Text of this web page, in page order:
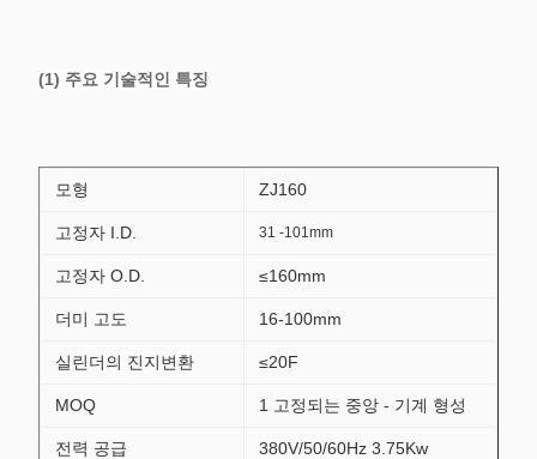
(1) 주요 기술적인 특징
모형 ZJ160
고정자 I.D. 31 -101mm
고정자 O.D. ≤160mm
더미 고도 16-100mm
실린더의 진지변환 ≤20F
MOQ 1 고정되는 중앙 - 기계 형성
전력 공급 380V/50/60Hz 3.75Kw